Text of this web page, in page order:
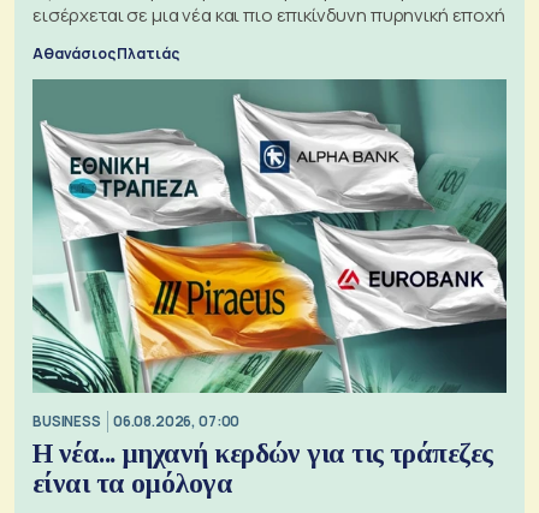
εισέρχεται σε μια νέα και πιο επικίνδυνη πυρηνική εποχή
Αθανάσιος Πλατιάς
BUSINESS 06.08.2026, 07:00
Η νέα... μηχανή κερδών για τις τράπεζες
είναι τα ομόλογα